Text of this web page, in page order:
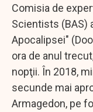
Comisia de
Scientists (BAS)
Apocalipsei"
ora de anul
nopţii. În 2018,
secunde mai
Armagedon, pe